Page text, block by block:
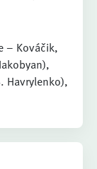
– Kováčik,
Havrylenko),